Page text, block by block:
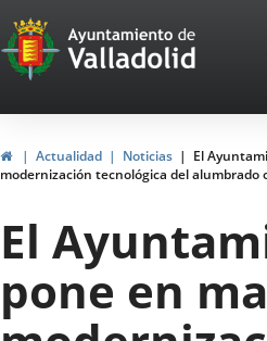
Portal
Web
del
Ayuntamiento
de
Valladolid
HomeActualidad Noticias
El
modernización tecnológica del alumbrado
El
pone en